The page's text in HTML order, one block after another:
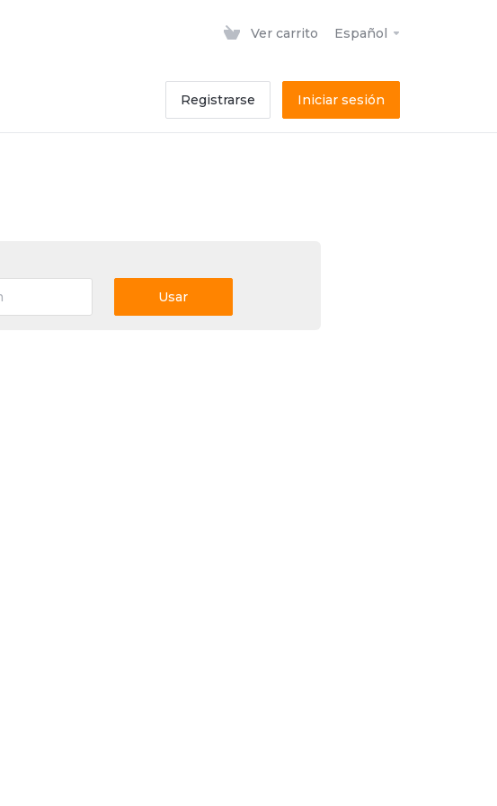
Ver carrito Español
Registrarse Iniciar sesión
Usar